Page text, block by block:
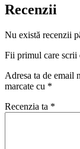
Recenzii
Nu există recenzii
Fii primul care scrii
Adresa ta de email
marcate cu *
Recenzia ta *